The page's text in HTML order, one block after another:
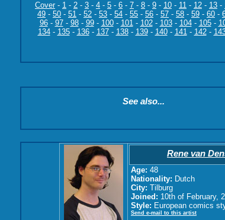
Cover- 1 - 2 - 3 - 4 - 5 - 6 - 7 - 8 - 9 - 10 - 11 - 12 - 13 -
49 - 50 - 51 - 52 - 53 - 54 - 55 - 56 - 57 - 58 - 59 - 60 -
96- 97- 98- 99- 100- 101- 102- 103- 104- 105-
134- 135- 136- 137- 138- 139- 140- 141- 142-
See also...
Rene van
Age: 48
Nationality: Dutch
City: Tilburg
Joined: 10th of February,
Style: European comics
Send e-mail to this artist